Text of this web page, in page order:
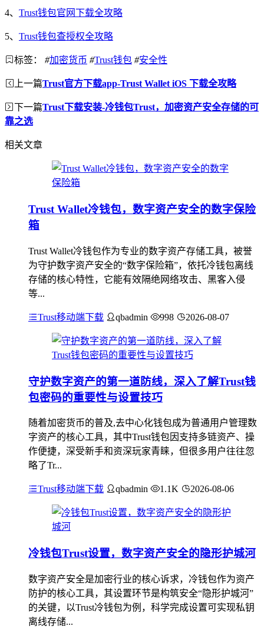
4、 Trust钱包官网下载全攻略
5、 Trust钱包查授权全攻略
标签： #加密货币 #Trust钱包 #安全性
上一篇Trust官方下载app-Trust Wallet iOS 下载全攻略
下一篇Trust下载安装-冷钱包Trust，加密资产安全存储的可
靠之选
相关文章
Trust Wallet冷钱包，数字资产安全的数字保险
箱
Trust Wallet冷钱包作为专业的数字资产存储工具，被誉
为守护数字资产安全的“数字保险箱”，依托冷钱包离线
存储的核心特性，它能有效隔绝网络攻击、黑客入侵
等...
Trust移动端下载 qbadmin 998 2026-08-07
守护数字资产的第一道防线，深入了解Trust钱
包密码的重要性与设置技巧
随着加密货币的普及,去中心化钱包成为普通用户管理数
字资产的核心工具，其中Trust钱包因支持多链资产、操
作便捷，深受新手和资深玩家青睐，但很多用户往往忽
略了Tr...
Trust移动端下载 qbadmin 1.1K 2026-08-06
冷钱包Trust设置，数字资产安全的隐形护城河
数字资产安全是加密行业的核心诉求，冷钱包作为资产
防护的核心工具，其设置环节是构筑安全“隐形护城河”
的关键，以Trust冷钱包为例，科学完成设置可实现私钥
离线存储...